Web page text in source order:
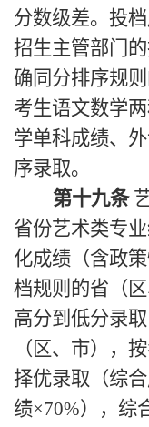
分数级差。投
招生主管部门
确同分排序规
考生语文数学
学单科成绩、
序录取。
第十九条
省份艺术类专
化成绩（含政
档规则的省（
高分到低分录
（区、市），
择优录取（综
绩×70%），综